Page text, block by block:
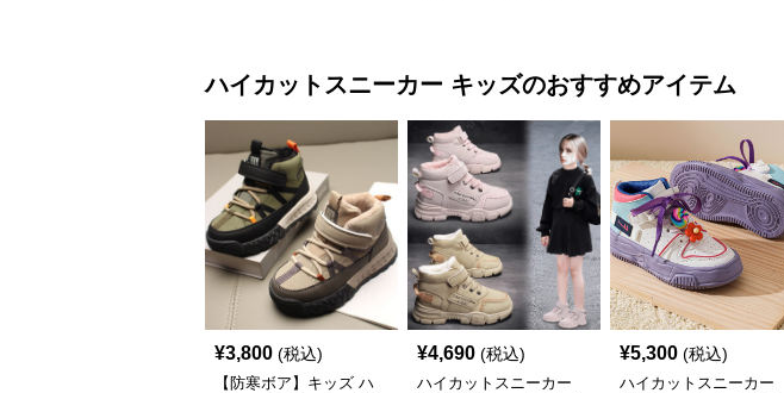
ハイカットスニーカー キッズのおすすめアイテム
¥3,800 (税込)
【防寒ボア】キッズ ハ
¥4,690 (税込)
ハイカットスニーカー
¥5,300 (税込)
ハイカットスニーカー